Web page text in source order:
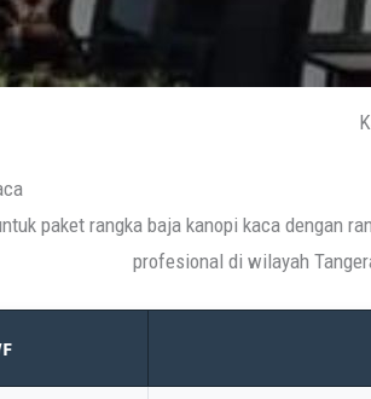
paket rangka baja kanopi kaca dengan
profesional di wilayah